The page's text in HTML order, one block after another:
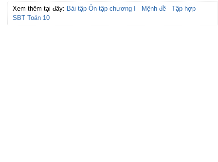
Xem thêm tại đây: Bài tập Ôn tập chương I - Mệnh đề - Tập hợp -
SBT Toán 10